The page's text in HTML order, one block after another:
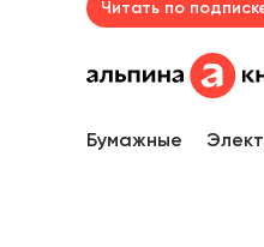
Читать по
Бумажные